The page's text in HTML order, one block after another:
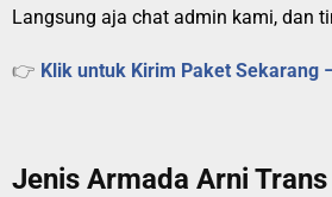
Langsung aja chat admin kami, dan
👉 Klik untuk Kirim Paket Sekarang
Jenis Armada Arni